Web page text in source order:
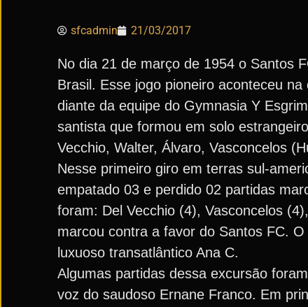
sfcadmin 21/03/2017
No dia 21 de março de 1954 o Santos
Brasil. Esse jogo pioneiro aconteceu
diante da equipe do Gymnasia Y
santista que formou em solo
Vecchio, Walter, Álvaro, Vasconcelos
Nesse primeiro giro em terras sul-
empatado 03 e perdido 02 partidas
foram: Del Vecchio (4), Vasconcelos
marcou contra a favor do Santos FC.
luxuoso transatlântico Ana C.
Algumas partidas dessa excursão
voz do saudoso Ernane Franco. Em